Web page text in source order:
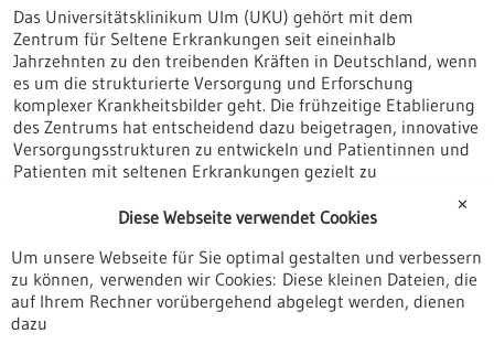
Das Universitätsklinikum Ulm (UKU) gehört mit dem
Zentrum für Seltene Erkrankungen seit eineinhalb
Jahrzehnten zu den treibenden Kräften in Deutschland, wenn
es um die strukturierte Versorgung und Erforschung
komplexer Krankheitsbilder geht. Die frühzeitige Etablierung
des Zentrums hat entscheidend dazu beigetragen, innovative
Versorgungsstrukturen zu entwickeln und Patientinnen und
Patienten mit seltenen Erkrankungen gezielt zu
https://www.gesundheitsindustrie-
erkrankungen-ulm
Veranstaltung -
✕
Diese Webseite verwendet Cookies
Um unsere Webseite für Sie optimal gestalten und verbessern
zu können, verwenden wir Cookies: Diese kleinen Dateien, die
auf Ihrem Rechner vorübergehend abgelegt werden, dienen
dazu